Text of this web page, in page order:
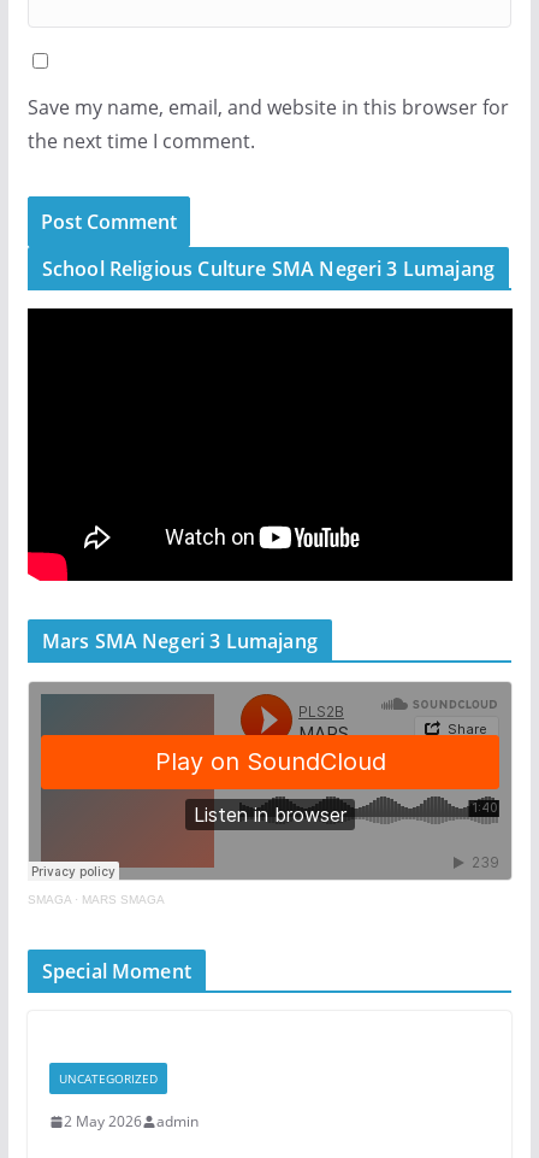
Save my name, email, and website in this browser for
the next time I comment.
School Religious Culture SMA Negeri 3 Lumajang
Mars SMA Negeri 3 Lumajang
SMAGA· MARS SMAGA
Special Moment
UNCATEGORIZED
2 May 2026 admin